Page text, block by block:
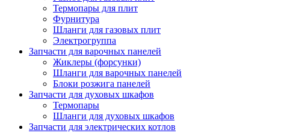
Термопары для плит
Фурнитура
Шланги для газовых плит
Электрогруппа
Запчасти для варочных панелей
Жиклеры (форсунки)
Шланги для варочных панелей
Блоки розжига панелей
Запчасти для духовых шкафов
Термопары
Шланги для духовых шкафов
Запчасти для электрических котлов